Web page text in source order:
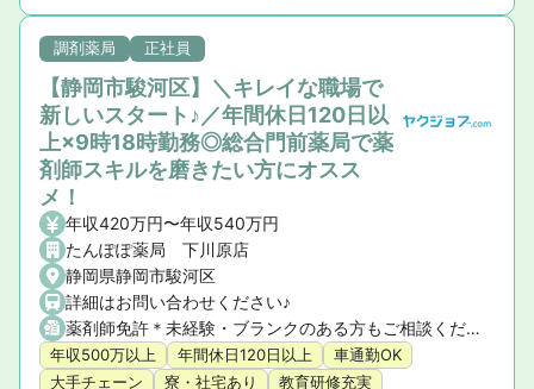
調剤薬局 正社員
【静岡市駿河区】＼キレイな職場で
新しいスタート♪／年間休日120日以
上×9時18時勤務◎総合門前薬局で薬
剤師スキルを磨きたい方にオスス
メ！
年収420万円〜年収540万円
たんぽぽ薬局 下川原店
静岡県静岡市駿河区
詳細はお問い合わせください♪
薬剤師免許＊未経験・ブランクのある方もご相談ください
年収500万以上 年間休日120日以上
車通勤OK
大手チェーン
寮・社宅あり 教育研修充実